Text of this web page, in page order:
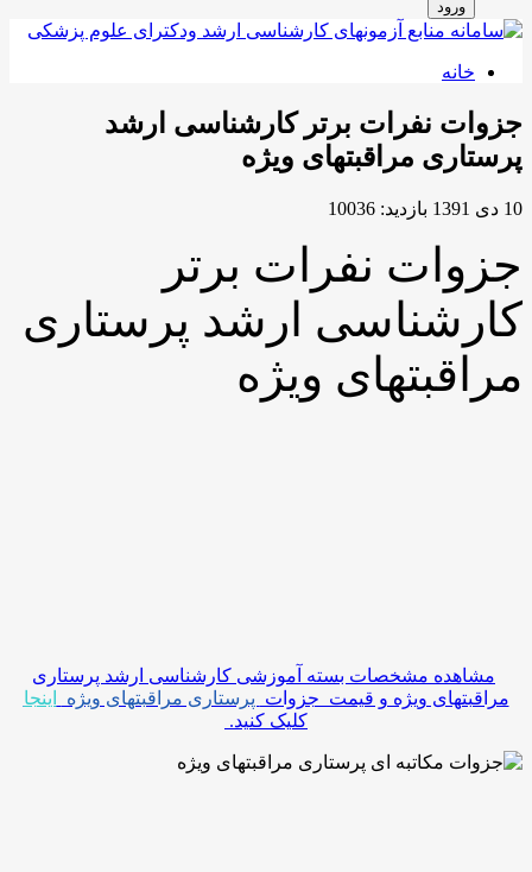
نفرات برتر کارشناسی ارشد
مراقبتهای ویژه
بازدید: 10036
نفرات برتر
ارشد پرستاری
ویژه
مشخصات بسته آموزشی کارشناسی ارشد پرستاری
ویژه و قیمت جزواتپرستاری مراقبتهای ویژه اینجا
کلیک کنید.